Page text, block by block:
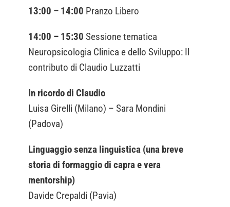
13:00 – 14:00 Pranzo Libero
14:00 – 15:30 Sessione tematica
Neuropsicologia Clinica e dello Sviluppo: Il
contributo di Claudio Luzzatti
In ricordo di Claudio
Luisa Girelli (Milano) – Sara Mondini
(Padova)
Linguaggio senza linguistica (una breve
storia di formaggio di capra e vera
mentorship)
Davide Crepaldi (Pavia)